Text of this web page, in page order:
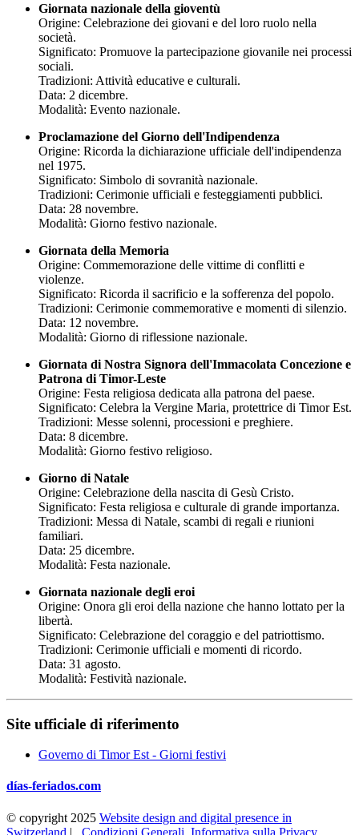
Giornata nazionale della gioventù
Origine: Celebrazione dei giovani e del loro ruolo nella
società.
Significato: Promuove la partecipazione giovanile nei processi
sociali.
Tradizioni: Attività educative e culturali.
Data: 2 dicembre.
Modalità: Evento nazionale.
Proclamazione del Giorno dell'Indipendenza
Origine: Ricorda la dichiarazione ufficiale dell'indipendenza
nel 1975.
Significato: Simbolo di sovranità nazionale.
Tradizioni: Cerimonie ufficiali e festeggiamenti pubblici.
Data: 28 novembre.
Modalità: Giorno festivo nazionale.
Giornata della Memoria
Origine: Commemorazione delle vittime di conflitti e
violenze.
Significato: Ricorda il sacrificio e la sofferenza del popolo.
Tradizioni: Cerimonie commemorative e momenti di silenzio.
Data: 12 novembre.
Modalità: Giorno di riflessione nazionale.
Giornata di Nostra Signora dell'Immacolata Concezione e
Patrona di Timor-Leste
Origine: Festa religiosa dedicata alla patrona del paese.
Significato: Celebra la Vergine Maria, protettrice di Timor Est.
Tradizioni: Messe solenni, processioni e preghiere.
Data: 8 dicembre.
Modalità: Giorno festivo religioso.
Giorno di Natale
Origine: Celebrazione della nascita di Gesù Cristo.
Significato: Festa religiosa e culturale di grande importanza.
Tradizioni: Messa di Natale, scambi di regali e riunioni
familiari.
Data: 25 dicembre.
Modalità: Festa nazionale.
Giornata nazionale degli eroi
Origine: Onora gli eroi della nazione che hanno lottato per la
libertà.
Significato: Celebrazione del coraggio e del patriottismo.
Tradizioni: Cerimonie ufficiali e momenti di ricordo.
Data: 31 agosto.
Modalità: Festività nazionale.
Site ufficiale di riferimento
Governo di Timor Est - Giorni festivi
días-feriados.com
© copyright 2025 Website design and digital presence in
Switzerland | Condizioni Generali Informativa sulla Privacy